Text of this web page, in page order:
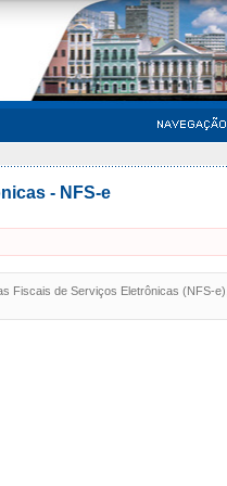
- NFS-e
Fiscais de Serviços Eletrônicas (NFS-e),